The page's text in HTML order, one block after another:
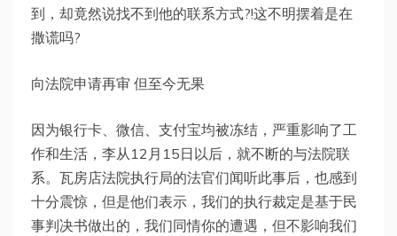
到，却竟然说找不到他的联系方式?!这不明摆着是在
撒谎吗?
向法院申请再审 但至今无果
因为银行卡、微信、支付宝均被冻结，严重影响了工
作和生活，李从12月15日以后，就不断的与法院联
系。瓦房店法院执行局的法官们闻听此事后，也感到
十分震惊，但是他们表示，我们的执行裁定是基于民
事判决书做出的，我们同情你的遭遇，但不影响我们